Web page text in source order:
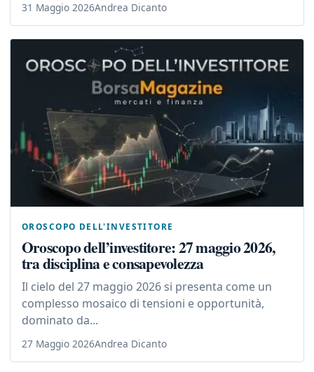
31 Maggio 2026Andrea Dicanto
OROSCOPO DELL'INVESTITORE
Oroscopo dell’investitore: 27 maggio 2026,
tra disciplina e consapevolezza
Il cielo del 27 maggio 2026 si presenta come un
complesso mosaico di tensioni e opportunità,
dominato da...
27 Maggio 2026Andrea Dicanto